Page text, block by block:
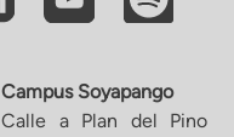
Campus Soyapango
Calle a Plan del Pino